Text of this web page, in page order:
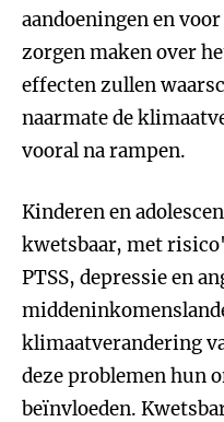
aandoeningen en
zorgen maken over
effecten zullen
naarmate de
vooral na rampen.
Kinderen en
kwetsbaar, met
PTSS, depressie en
klimaatverandering
deze problemen hun
beïnvloeden.